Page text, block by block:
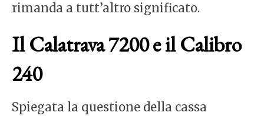
rimanda a tutt’altro significato.
Il Calatrava 7200 e il Calibro
240
Spiegata la questione della cassa